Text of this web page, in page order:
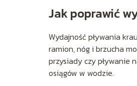
Jak poprawić
Wydajność pływania
ramion, nóg i brzucha
przysiady czy pływanie
osiągów w wodzie.